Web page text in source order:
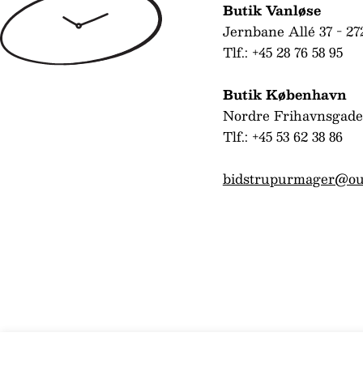
Butik Vanløse
Jernbane Allé 37 -
Tlf.: +45 28 76 58 95
Butik København
Nordre
Tlf.: +45 53 62 38 86